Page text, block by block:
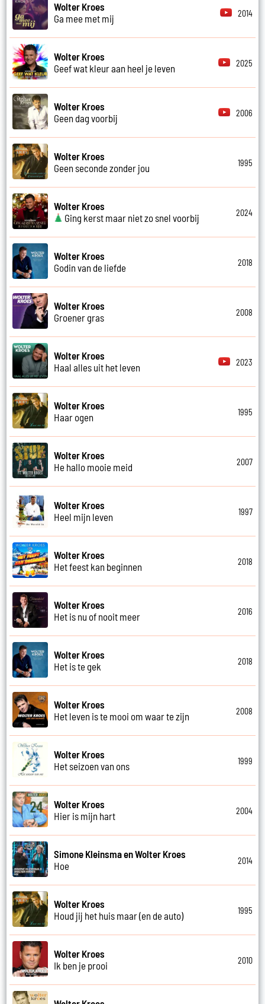
Wolter Kroes
Ga mee met mij
2014
Wolter Kroes
Geef wat kleur aan heel je leven
2025
Wolter Kroes
Geen dag voorbij
2006
Wolter Kroes
Geen seconde zonder jou
1995
Wolter Kroes
Ging kerst maar niet zo snel voorbij
2024
Wolter Kroes
Godin van de liefde
2018
Wolter Kroes
Groener gras
2008
Wolter Kroes
Haal alles uit het leven
2023
Wolter Kroes
Haar ogen
1995
Wolter Kroes
He hallo mooie meid
2007
Wolter Kroes
Heel mijn leven
1997
Wolter Kroes
Het feest kan beginnen
2018
Wolter Kroes
Het is nu of nooit meer
2016
Wolter Kroes
Het is te gek
2018
Wolter Kroes
Het leven is te mooi om waar te zijn
2008
Wolter Kroes
Het seizoen van ons
1999
Wolter Kroes
Hier is mijn hart
2004
Simone Kleinsma en Wolter Kroes
Hoe
2014
Wolter Kroes
Houd jij het huis maar (en de auto)
1995
Wolter Kroes
Ik ben je prooi
2010